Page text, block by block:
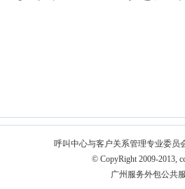
呼叫中心与客户关系管理专业委员
© CopyRight 2009-2013,
广州服务外包公共